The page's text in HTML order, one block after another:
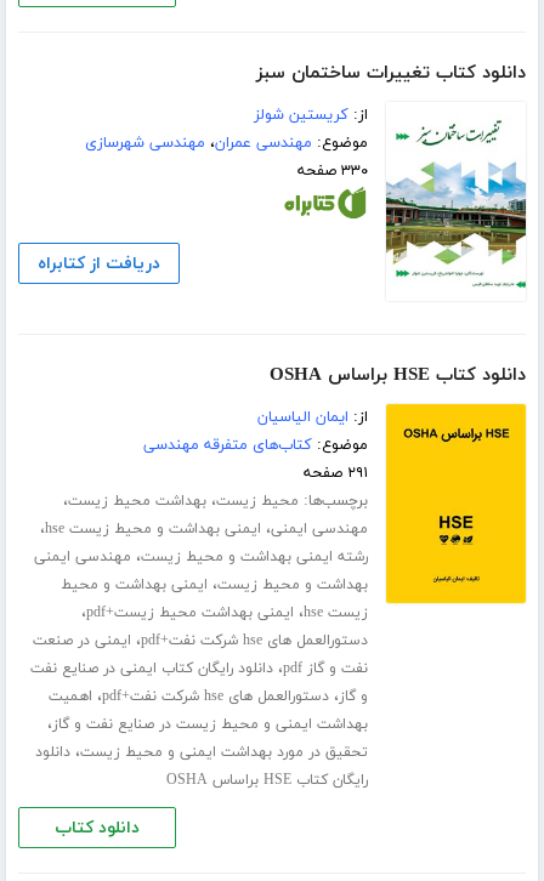
دانلود کتاب تغییرات ساختمان سبز
از:کریستین شولز
موضوع: مهندسی عمران، مهندسی شهرسازی
۳۳۰ صفحه
دریافت از کتابراه
دانلود کتاب HSE براساس OSHA
از: ایمان الیاسیان
موضوع:کتاب‌های متفرقه مهندسی
۲۹۱ صفحه
برچسب‌ها: محیط زیست،بهداشت محیط زیست،
مهندسی ایمنی، ایمنی بهداشت و محیط زیست hse ،
رشته ایمنی بهداشت و محیط زیست، مهندسی ایمنی
بهداشت و محیط زیست، ایمنی بهداشت و محیط
زیست hse
، ایمنی بهداشت محیط زیست+pdf ،
دستورالعمل های hse شرکت نفت+pdf ، ایمنی در صنعت
نفت و گاز pdf
،دانلود رایگان کتاب ایمنی در صنایع نفت
و گاز،دستورالعمل های hse شرکت نفت+pdf ، اهمیت
بهداشت ایمنی و محیط زیست در صنایع نفت و گاز،
تحقیق در مورد بهداشت ایمنی و محیط زیست،دانلود
رایگان کتاب HSE براساس OSHA
دانلود کتاب